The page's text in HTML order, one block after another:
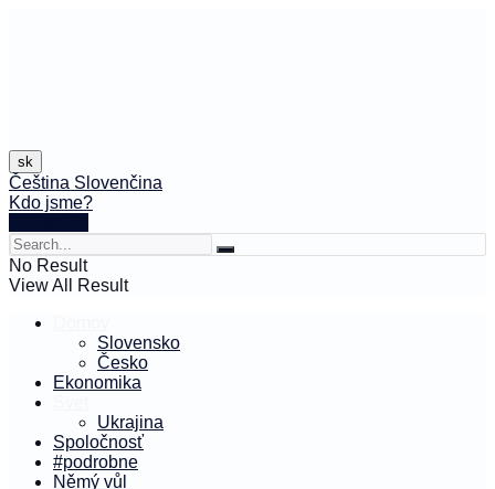
sk
Čeština Slovenčina
Kdo jsme?
No Result
View All Result
Slovensko
Česko
Ekonomika
Ukrajina
Spoločnosť
#podrobne
Němý vůl